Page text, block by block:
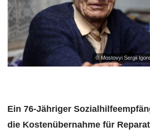
© Mostovyi Sergii
Ein 76-Jähriger
die Kostenübernahme für